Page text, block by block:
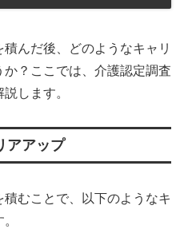
んだ後、どのようなキャリ
？ここでは、介護認定調査
します。
アアップ
むことで、以下のようなキ